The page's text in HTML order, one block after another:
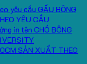
GẤU BÔNG
YÊU CẦU
CHÓ BÔNG
SẢN XUẤT THEO